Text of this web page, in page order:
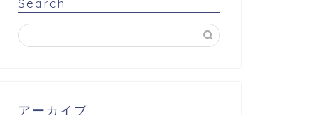
アーカイブ